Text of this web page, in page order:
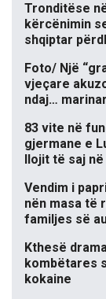
Tronditëse
kërcënimin
shqiptar
Foto/ Një
vjeçare
ndaj…
83 vite në
gjermane e
llojit të saj
Vendim i
nën masa të
familjes së
Kthesë
kombëtares
kokaine